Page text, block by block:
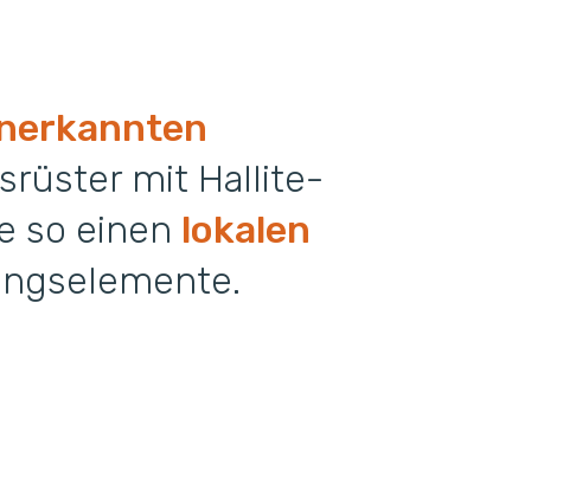
mit Hallite-
so einen lokalen